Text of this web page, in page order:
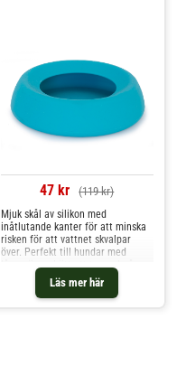
47 kr (119 kr)
Läs mer här
Mjuk skål av silikon med
inåtlutande kanter för att minska
risken för att vattnet skvalpar
över. Perfekt till hundar med
långa öron. Lätt att ta med på
resan och använda i bilen.